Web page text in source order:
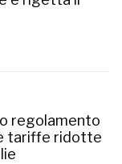
regolamento
tariffe ridotte